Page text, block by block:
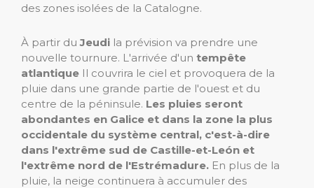
des zones isolées de la Catalogne.
À partir duJeudi la prévision va prendre une
nouvelle tournure. L'arrivée d'un tempête
atlantique Il couvrira le ciel et provoquera de la
pluie dans une grande partie de l'ouest et du
centre de la péninsule. Les pluies seront
abondantes en Galice et dans la zone la plus
occidentale du système central, c'est-à-dire
dans l'extrême sud de Castille-et-León et
l'extrême nord de l'Estrémadure. En plus de la
pluie, la neige continuera à accumuler des